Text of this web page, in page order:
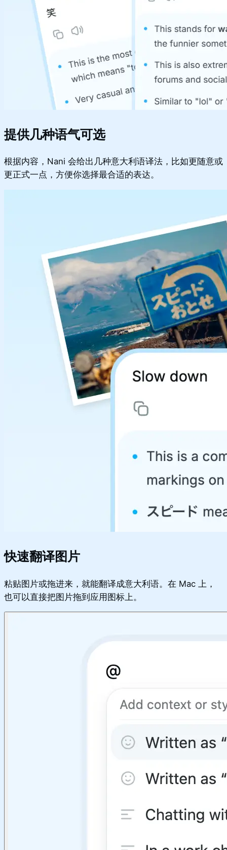
提供几种语气可选
根据内容，Nani 会给出几种意大利语译法，比如更随意或
更正式一点，方便你选择最合适的表达。
快速翻译图片
粘贴图片或拖进来，就能翻译成意大利语。在 Mac 上，
也可以直接把图片拖到应用图标上。